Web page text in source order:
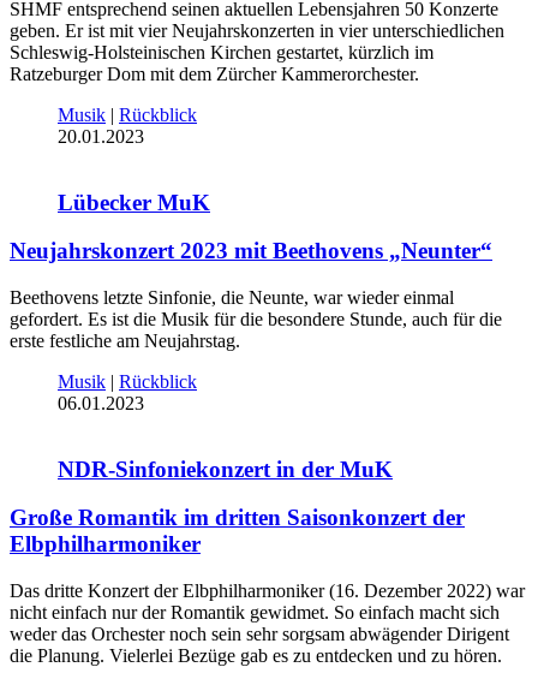
SHMF entsprechend seinen aktuellen Lebensjahren 50 Konzerte
geben. Er ist mit vier Neujahrskonzerten in vier unterschiedlichen
Schleswig-Holsteinischen Kirchen gestartet, kürzlich im
Ratzeburger Dom mit dem Zürcher Kammerorchester.
Musik | Rückblick
20.01.2023
Lübecker MuK
Neujahrskonzert 2023 mit Beethovens „Neunter“
Beethovens letzte Sinfonie, die Neunte, war wieder einmal
gefordert. Es ist die Musik für die besondere Stunde, auch für die
erste festliche am Neujahrstag.
Musik | Rückblick
06.01.2023
NDR-Sinfoniekonzert in der MuK
Große Romantik im dritten Saisonkonzert der
Elbphilharmoniker
Das dritte Konzert der Elbphilharmoniker (16. Dezember 2022) war
nicht einfach nur der Romantik gewidmet. So einfach macht sich
weder das Orchester noch sein sehr sorgsam abwägender Dirigent
die Planung. Vielerlei Bezüge gab es zu entdecken und zu hören.